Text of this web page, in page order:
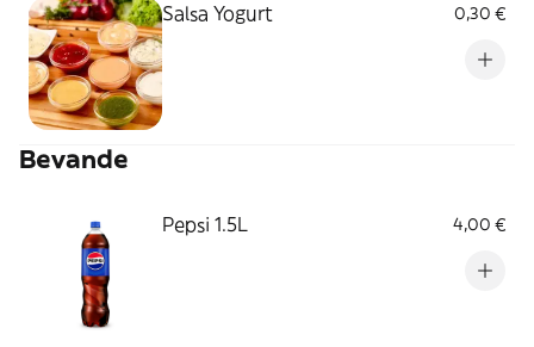
Salsa Yogurt 0,30 €
Bevande
Pepsi 1.5L 4,00 €